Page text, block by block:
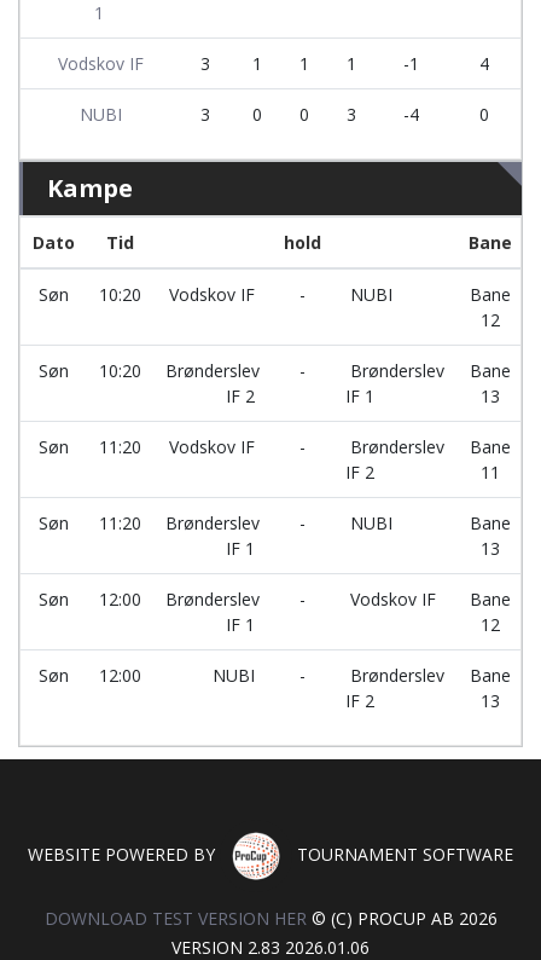
1
Vodskov IF 3 1 1 1 -1 4
NUBI 3 0 0 3 -4 0
Kampe
Dato Tid hold Bane
Søn 10:20 Vodskov IF - NUBI
Bane
12
Søn 10:20
Brønderslev
IF 2
-
Brønderslev
IF 1
Bane
13
Søn 11:20 Vodskov IF -
Brønderslev
IF 2
Bane
11
Søn 11:20
Brønderslev
IF 1
- NUBI
Bane
13
Søn 12:00
Brønderslev
IF 1
- Vodskov IF
Bane
12
Søn 12:00 NUBI -
Brønderslev
IF 2
Bane
13
WEBSITE POWERED BY TOURNAMENT SOFTWARE
DOWNLOAD TEST VERSION HER© (C) PROCUP AB 2026
VERSION 2.83 2026.01.06